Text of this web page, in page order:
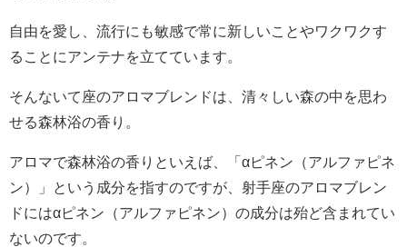
自由を愛し、流行にも敏感で常に新しいことやワクワクす
ることにアンテナを立てています。
そんないて座のアロマブレンドは、清々しい森の中を思わ
せる森林浴の香り。
アロマで森林浴の香りといえば、「αピネン（アルファピネ
ン）」という成分を指すのですが、射手座のアロマブレン
ドにはαピネン（アルファピネン）の成分は殆ど含まれてい
ないのです。